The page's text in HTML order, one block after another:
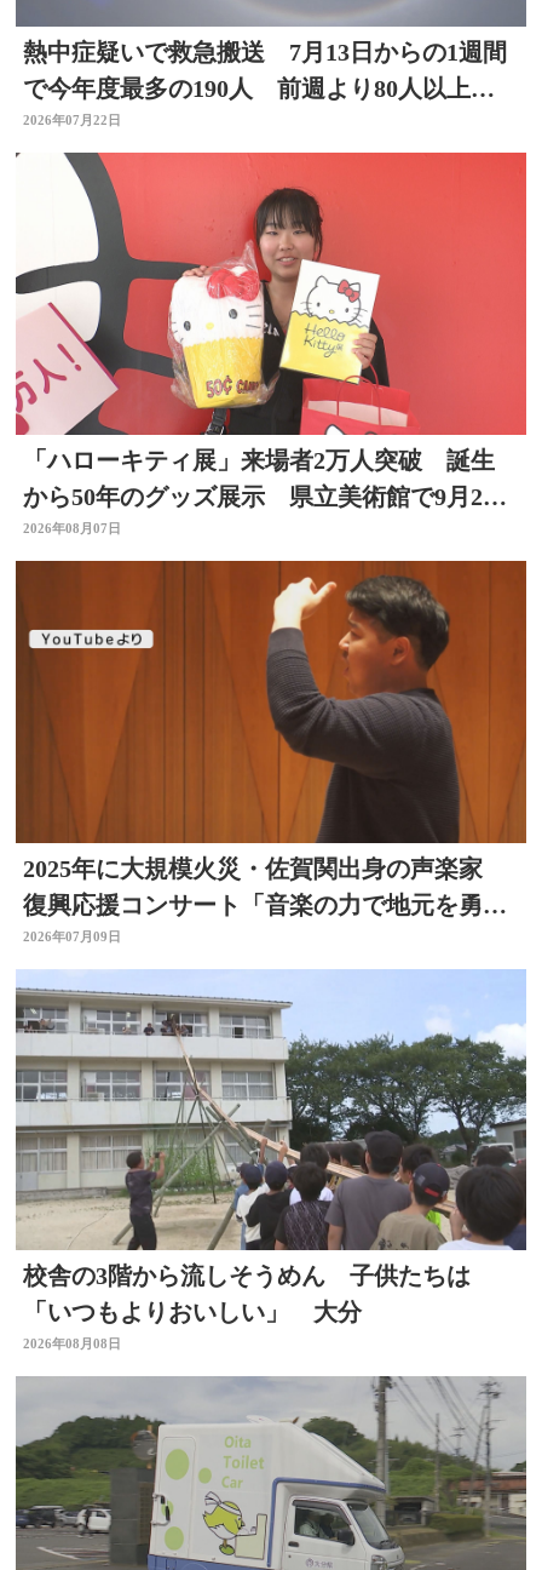
熱中症疑いで救急搬送 7月13日からの1週間
で今年度最多の190人 前週より80人以上
増 大分
2026年07月22日
「ハローキティ展」来場者2万人突破 誕生
から50年のグッズ展示 県立美術館で9月23
日まで
2026年08月07日
2025年に大規模火災・佐賀関出身の声楽家
復興応援コンサート「音楽の力で地元を勇気
づけたい」大分
2026年07月09日
校舎の3階から流しそうめん 子供たちは
「いつもよりおいしい」 大分
2026年08月08日